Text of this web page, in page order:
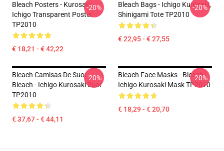
Bleach Posters - Kurosaki
Ichigo Transparent Poster
TP2010
€ 18,21 - € 42,22
-20%
Bleach Bags - Ichigo Kurosaki,
Shinigami Tote TP2010
€ 22,95 - € 27,55
-20%
Bleach Camisas De Suor
Bleach - Ichigo Kurosaki Suor
TP2010
€ 37,67 - € 44,11
-20%
Bleach Face Masks - Bleach |
Ichigo Kurosaki Mask TP2010
€ 18,29 - € 20,70
-20%